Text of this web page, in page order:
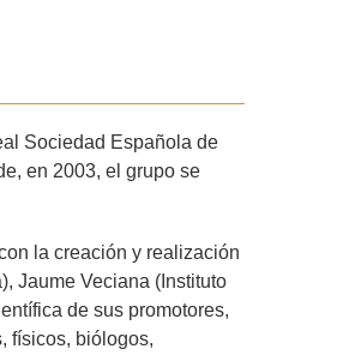
Sociedad Española de
en 2003, el grupo se
la creación y realización
Jaume Veciana (Instituto
de sus promotores,
físicos, biólogos,